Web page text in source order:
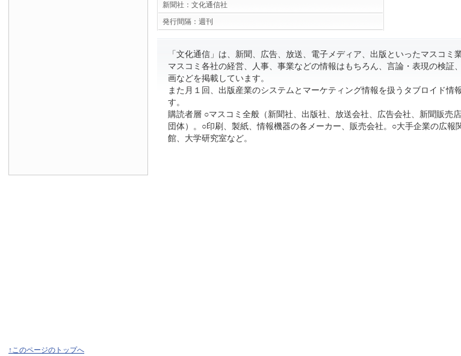
新聞社： 文化通信社
発行間隔： 週刊
「文化通信」は、新聞、広告、放送、電子メディア、出版といったマスコミ
マスコミ各社の経営、人事、事業などの情報はもちろん、言論・表現の検証
画などを掲載しています。
また月１回、出版産業のシステムとマーケティング情報を扱うタブロイド情
す。
購読者層 ○マスコミ全般（新聞社、出版社、放送会社、広告会社、新聞販売
団体）。○印刷、製紙、情報機器の各メーカー、販売会社。○大手企業の広報
館、大学研究室など。
↑このページのトップへ